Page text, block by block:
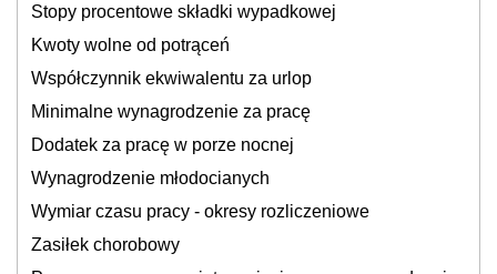
Stopy procentowe składki wypadkowej
Kwoty wolne od potrąceń
Współczynnik ekwiwalentu za urlop
Minimalne wynagrodzenie za pracę
Dodatek za pracę w porze nocnej
Wynagrodzenie młodocianych
Wymiar czasu pracy - okresy rozliczeniowe
Zasiłek chorobowy